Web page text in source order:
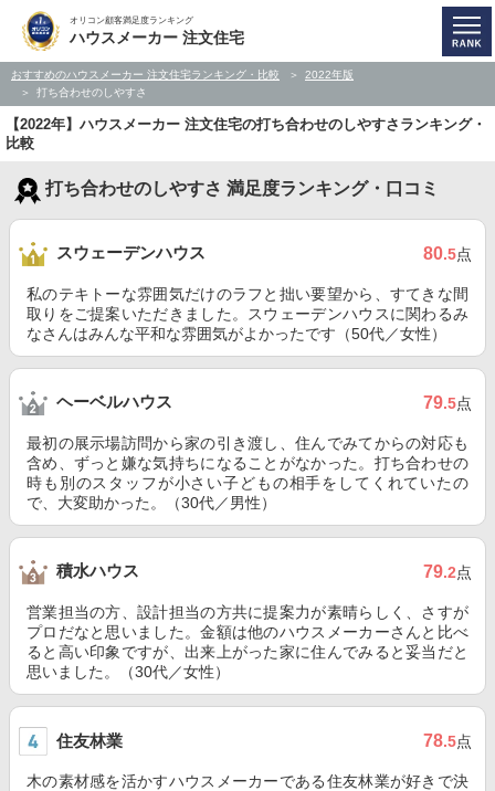
オリコン顧客満足度ランキング
ハウスメーカー 注文住宅
おすすめのハウスメーカー 注文住宅ランキング・比較
2022年版
打ち合わせのしやすさ
【2022年】ハウスメーカー 注文住宅の打ち合わせのしやすさランキング・
比較
打ち合わせのしやすさ 満足度ランキング・口コミ
スウェーデンハウス 80.5点
私のテキトーな雰囲気だけのラフと拙い要望から、すてきな間
取りをご提案いただきました。スウェーデンハウスに関わるみ
なさんはみんな平和な雰囲気がよかったです（50代／女性）
ヘーベルハウス 79.5点
最初の展示場訪問から家の引き渡し、住んでみてからの対応も
含め、ずっと嫌な気持ちになることがなかった。打ち合わせの
時も別のスタッフが小さい子どもの相手をしてくれていたの
で、大変助かった。（30代／男性）
積水ハウス 79.2点
営業担当の方、設計担当の方共に提案力が素晴らしく、さすが
プロだなと思いました。金額は他のハウスメーカーさんと比べ
ると高い印象ですが、出来上がった家に住んでみると妥当だと
思いました。（30代／女性）
住友林業 78.5点
木の素材感を活かすハウスメーカーである住友林業が好きで決